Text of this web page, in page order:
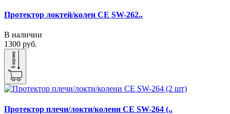
Протектор локтей/колен CE SW-262..
В наличии
1300 руб.
Протектор плечи/локти/колени CE SW-264 (..